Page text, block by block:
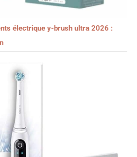
électrique y-brush ultra 2026 :